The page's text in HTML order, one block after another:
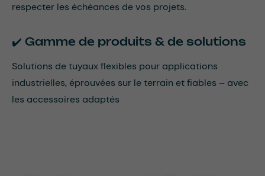
respecter les échéances de vos projets.
✔️ Gamme de produits & de solutions
Solutions de tuyaux flexibles pour applications
industrielles, éprouvées sur le terrain et fiables – avec
les accessoires adaptés